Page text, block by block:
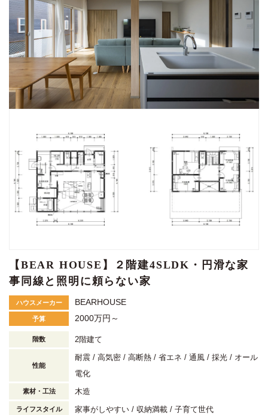
【BEAR HOUSE】２階建4SLDK・円滑な家
事同線と照明に頼らない家
ハウスメーカー BEARHOUSE
予算 2000万円～
階数 2階建て
性能
耐震 高気密 高断熱 省エネ 通風 採光
オール
電化
素材・工法 木造
ライフスタイル 家事がしやすい 収納満載 子育て世代